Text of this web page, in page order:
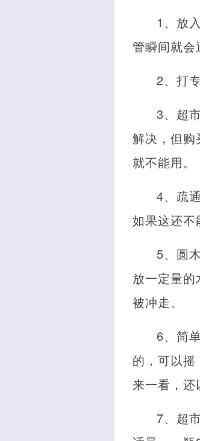
1、放
管瞬间就会
2、打
3、超
解决，但
就不能用。
4、疏
如果这还不
5、圆
放一定量
被冲走。
6、简
的，可以
来一看，还
7、超